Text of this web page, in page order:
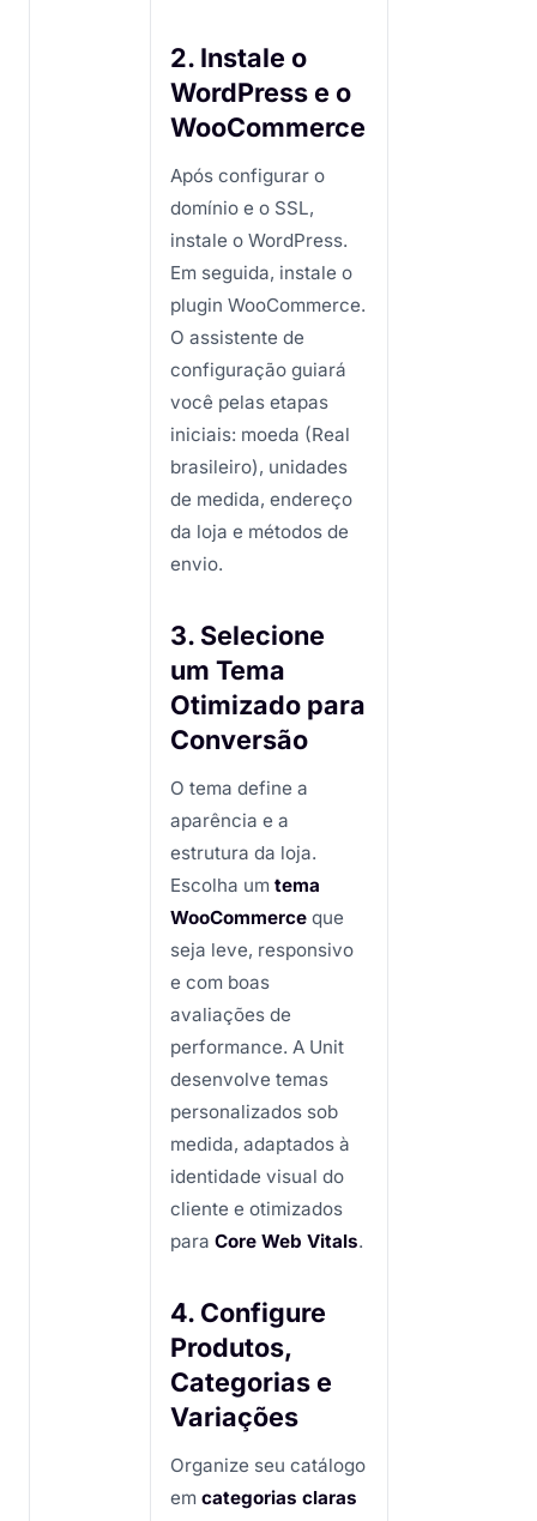
2. Instale o
WordPress e o
WooCommerce
Após configurar o
domínio e o SSL,
instale o WordPress.
Em seguida, instale o
plugin WooCommerce.
O assistente de
configuração guiará
você pelas etapas
iniciais: moeda (Real
brasileiro), unidades
de medida, endereço
da loja e métodos de
envio.
3. Selecione
um Tema
Otimizado para
Conversão
O tema define a
aparência e a
estrutura da loja.
Escolha um tema
WooCommerce que
seja leve, responsivo
e com boas
avaliações de
performance. A Unit
desenvolve temas
personalizados sob
medida, adaptados à
identidade visual do
cliente e otimizados
para Core Web Vitals.
4. Configure
Produtos,
Categorias e
Variações
Organize seu catálogo
em categorias claras